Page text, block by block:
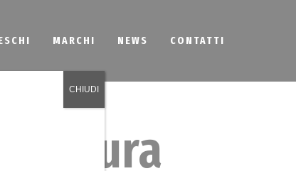
MARCHI NEWS CONTATTI
Misura
CHIUDI